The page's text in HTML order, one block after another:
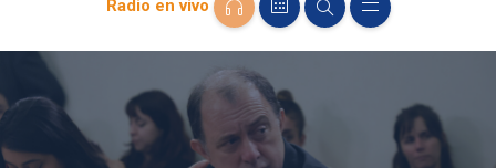
Radio en vivo